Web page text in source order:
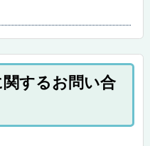
するお問い合